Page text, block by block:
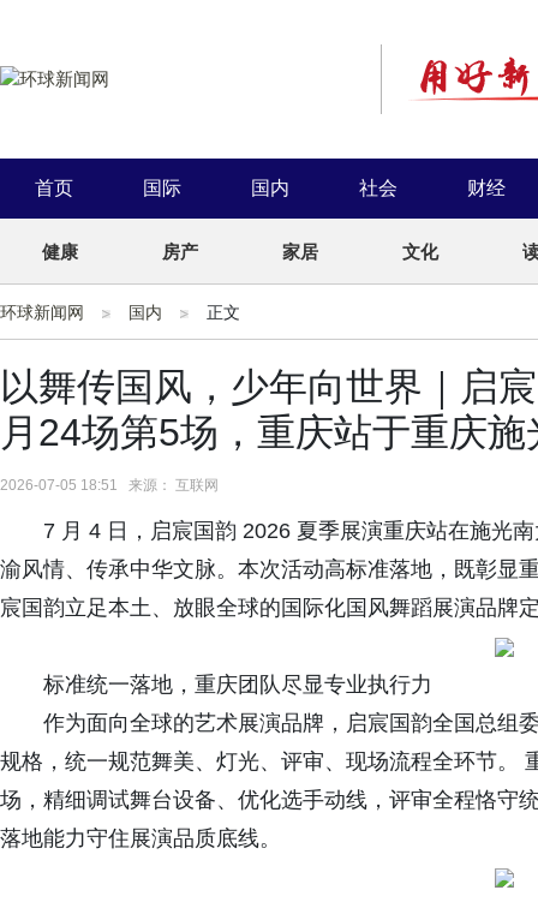
首页 国际 国内 社会 财经
健康 房产 家居 文化
环球新闻网 国内 正文
以舞传国风，少年向世界｜启
月24场第5场，重庆站于重庆
2026-07-05 18:51 来源： 互联网
7 月 4 日，启宸国韵 2026 夏季展演重庆站在施光南
渝风情、传承中华文脉。本次活动高标准落地，既彰显
宸国韵立足本土、放眼全球的国际化国风舞蹈展演品牌
标准统一落地，重庆团队尽显专业执行力
作为面向全球的艺术展演品牌，启宸国韵全国总组
规格，统一规范舞美、灯光、评审、现场流程全环节。
场，精细调试舞台设备、优化选手动线，评审全程恪守
落地能力守住展演品质底线。